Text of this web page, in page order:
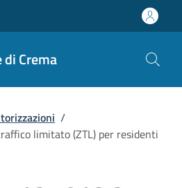
di Crema
/
limitato (ZTL) per residenti